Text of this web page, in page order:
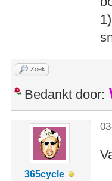
Zoek
Bedankt door:
365cycle